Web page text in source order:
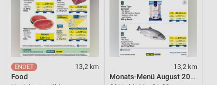
13,2 km
Food
13,2 km
Monats-Menü August 2026
Notwendig
Performance
Funktional
Werbung